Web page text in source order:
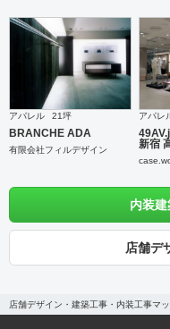
アパレル 21坪
BRANCHE ADA
有限会社フィルデザイン
アパレ
新宿
内装
店舗デ
店舗デザイン・建築工事・内装工事マ